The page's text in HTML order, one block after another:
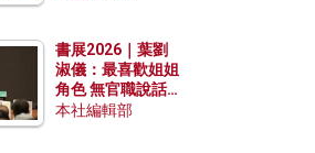
書展2026｜葉劉
淑儀：最喜歡姐姐
角色 無官職說話
包袱少
本社編輯部